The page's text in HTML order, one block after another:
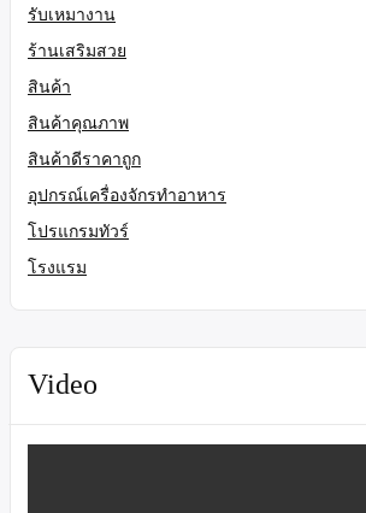
รับเหมางาน
ร้านเสริมสวย
สินค้า
สินค้าคุณภาพ
สินค้าดีราคาถูก
อุปกรณ์เครื่องจักรทำอาหาร
โปรแกรมทัวร์
โรงแรม
Video